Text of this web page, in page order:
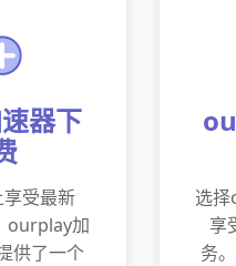
器下
受最新
ourplay加
供了一个
选择
享
务